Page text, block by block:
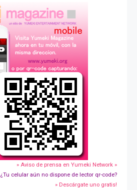
» Aviso de prensa en Yumeki Network »
¿Tu celular aún no dispone de lector qr-code?
» Descárgate uno gratis!